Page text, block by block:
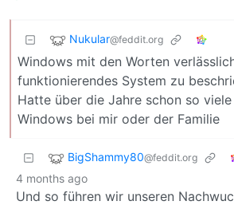
Nukular@feddit.org
Windows mit den Worten
funktionierendes System zu
Hatte über die Jahre schon so
Windows bei mir oder der Familie
BigShammy80@feddit.org
4 months ago
Und so führen wir unseren